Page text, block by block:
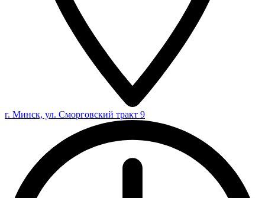
г. Минск, ул. Сморговский тракт 9